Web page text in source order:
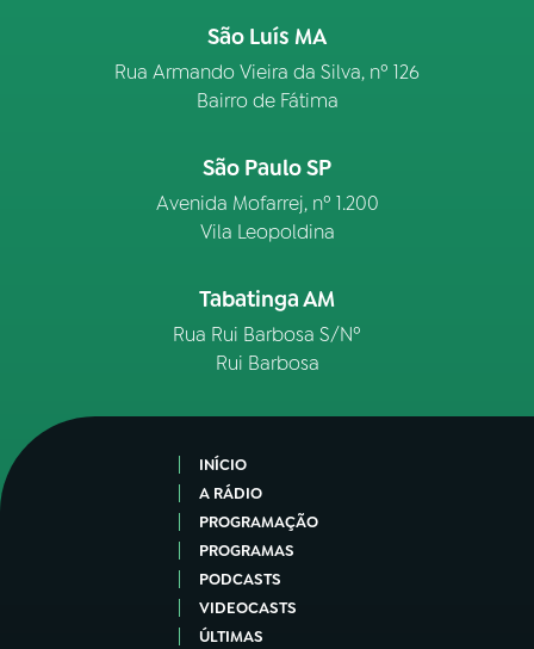
São Luís MA
Rua Armando Vieira da Silva, nº 126
Bairro de Fátima
São Paulo SP
Avenida Mofarrej, nº 1.200
Vila Leopoldina
Tabatinga AM
Rua Rui Barbosa S/Nº
Rui Barbosa
INÍCIO
A RÁDIO
PROGRAMAÇÃO
PROGRAMAS
PODCASTS
VIDEOCASTS
ÚLTIMAS